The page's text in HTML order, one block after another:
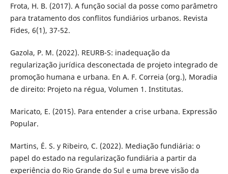
Frota, H. B. (2017). A função social da posse como parâmetro
para tratamento dos conflitos fundiários urbanos. Revista
Fides, 6(1), 37-52.
Gazola, P. M. (2022). REURB-S: inadequação da
regularização jurídica desconectada de projeto integrado de
promoção humana e urbana. En A. F. Correia (org.), Moradia
de direito: Projeto na régua, Volumen 1. Institutas.
Maricato, E. (2015). Para entender a crise urbana. Expressão
Popular.
Martins, É. S. y Ribeiro, C. (2022). Mediação fundiária: o
papel do estado na regularização fundiária a partir da
experiência do Rio Grande do Sul e uma breve visão da